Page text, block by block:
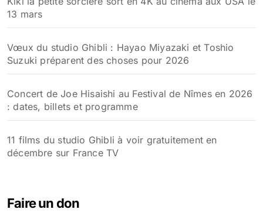
13 mars
Vœux du studio Ghibli : Hayao Miyazaki et Toshio
Suzuki préparent des choses pour 2026
Concert de Joe Hisaishi au Festival de Nîmes en 2026
: dates, billets et programme
11 films du studio Ghibli à voir gratuitement en
décembre sur France TV
Faire un don